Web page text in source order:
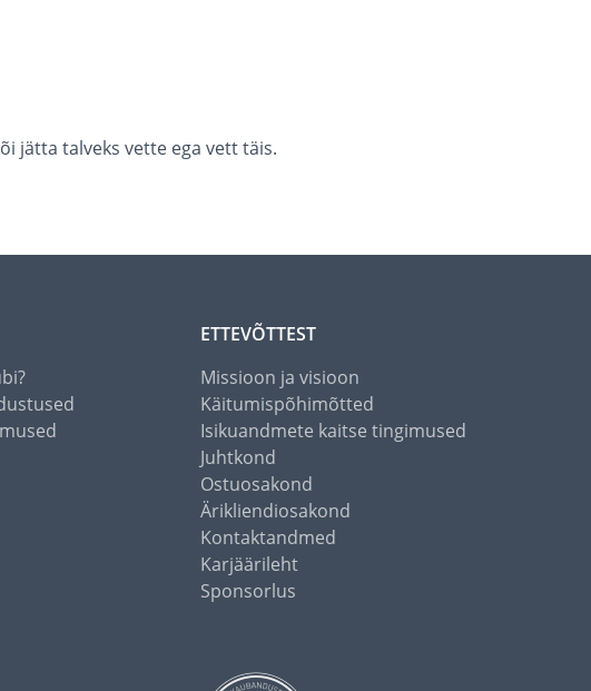
jätta talveks vette ega vett täis.
ETTEVÕTTEST
Missioon ja visioon
Käitumispõhimõtted
Isikuandmete kaitse tingimused
Juhtkond
Ostuosakond
Ärikliendiosakond
Kontaktandmed
Karjäärileht
Sponsorlus